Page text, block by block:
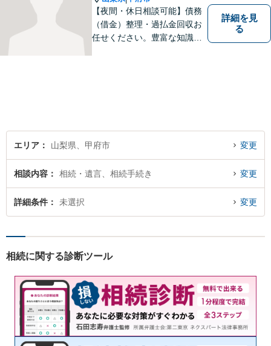
【夜間・休日相談可能】債務
（借金）整理・過払金回収お
任せください。豊富な知識・
詳細を見
る
エリア 山梨県、甲府市 変更
相談内容 相続・遺言、相続手続き 変更
詳細条件 未選択 変更
相続に関する診断ツール